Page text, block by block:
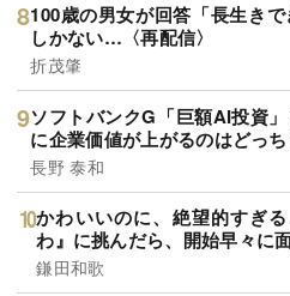
100歳の男女が回答「長生き
しかない…〈再配信〉
折茂肇
ソフトバンクG「巨額AI投資
に企業価値が上がるのはどっち
長野 泰和
かわいいのに、絶望的すぎ
わ』に挑んだら、開始早々に
鎌田和歌